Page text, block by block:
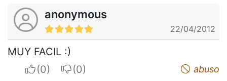
anonymous
22/04/2012
MUY FACIL :)
I apreciateI do not appreciate abuso